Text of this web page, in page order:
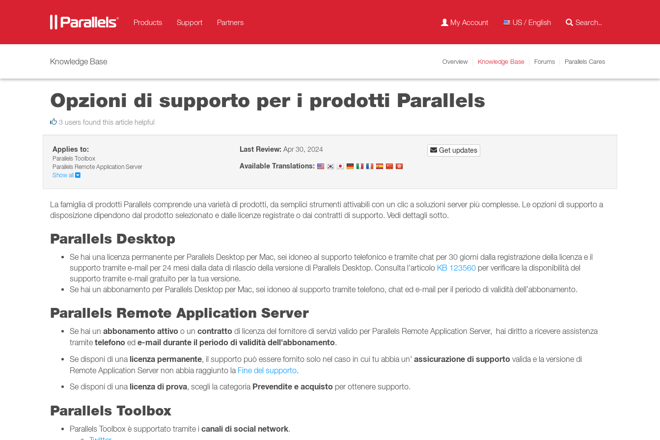
Products Support Partners My Account US / English
Knowledge Base Overview Knowledge Base Forums Parallels Cares
Opzioni di supporto per i prodotti Parallels
3 users found this article helpful
Applies to:
Parallels Toolbox
Parallels Remote Application Server
Show all
Last Review: Apr 30, 2024
Available Translations:
Get updates
La famiglia di prodotti Parallels comprende una varietà di prodotti, da semplici strumenti attivabili con un clic a soluzioni server più complesse. Le opzioni di supporto a
disposizione dipendono dal prodotto selezionato e dalle licenze registrate o dai contratti di supporto. Vedi dettagli sotto.
Parallels Desktop
Se hai una licenza permanente per Parallels Desktop per Mac, sei idoneo al supporto telefonico e tramite chat per 30 giorni dalla registrazione della licenza e il
supporto tramite e-mail per 24 mesi dalla data di rilascio della versione di Parallels Desktop. Consulta l'articolo KB 123560 per verificare la disponibilità del
supporto tramite e-mail gratuito per la tua versione.
Se hai un abbonamento per Parallels Desktop per Mac, sei idoneo al supporto tramite telefono, chat ed e-mail per il periodo di validità dell’abbonamento.
Parallels Remote Application Server
Se hai un abbonamentoattivo o un contratto di licenza del fornitore di servizi valido per Parallels Remote Application Server, hai diritto a ricevere assistenza
tramite telefono ed e-maildurante il periodo di validità dell'abbonamento.
Se disponi di una licenzapermanente, il supporto può essere fornito solo nel caso in cui tu abbia un' assicurazione di supporto valida e la versione di
Remote Application Server non abbia raggiunto la Fine del supporto.
Se disponi di una licenza di prova, scegli la categoria Prevendite e acquisto per ottenere supporto.
Parallels Toolbox
Parallels Toolbox è supportato tramite i canali di social network.